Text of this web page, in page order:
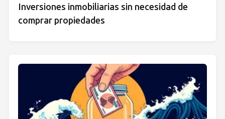
Inversiones inmobiliarias sin necesidad de
comprar propiedades